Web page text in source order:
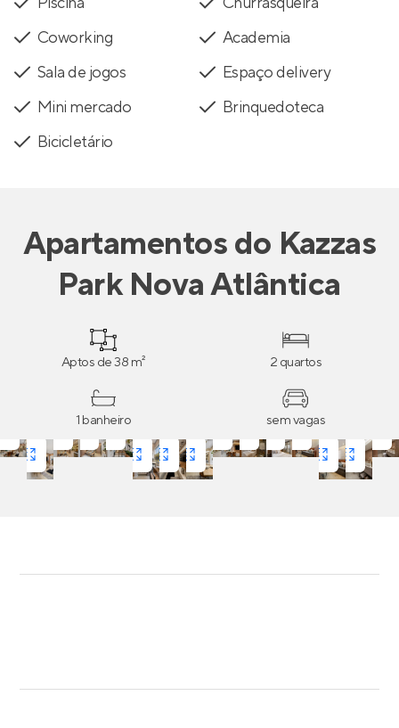
Coworking
Academia
Sala de jogos
Espaço delivery
Mini mercado
Brinquedoteca
Bicicletário
Apartamentosdo Kazzas
Park Nova Atlântica
Aptos de 38 m² 2 quartos
1 banheiro sem vagas